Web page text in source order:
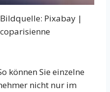
Pixabay |
können Sie einzelne
nicht nur im